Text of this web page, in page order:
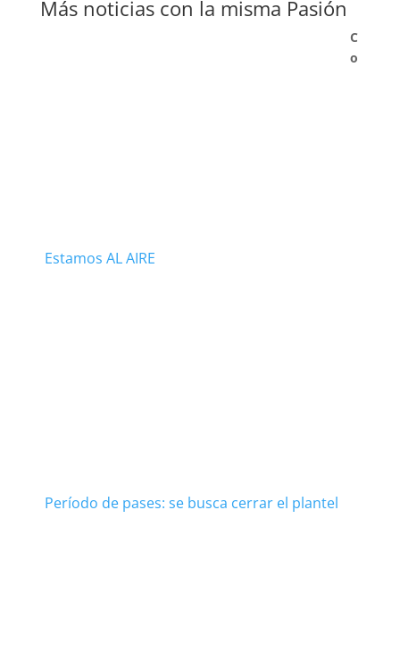
Más noticias con la misma Pasión
Estamos AL AIRE
Período de pases: se busca cerrar el plantel
C
o